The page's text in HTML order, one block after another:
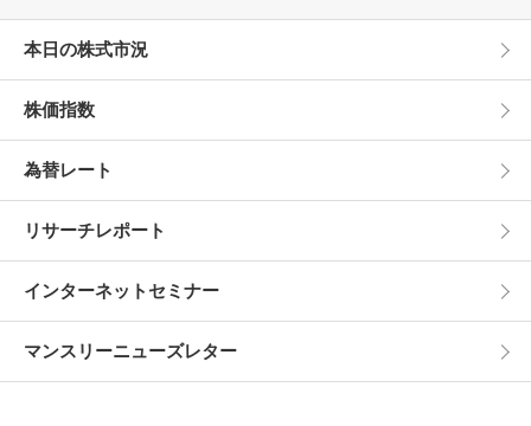
本日の株式市況
株価指数
為替レート
リサーチレポート
インターネットセミナー
マンスリーニューズレター